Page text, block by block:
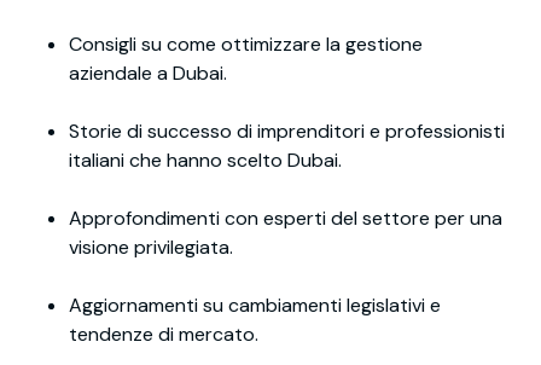
Consigli su come ottimizzare la gestione
aziendale a Dubai.
Storie di successo di imprenditori e professionisti
italiani che hanno scelto Dubai.
Approfondimenti con esperti del settore per una
visione privilegiata.
Aggiornamenti su cambiamenti legislativi e
tendenze di mercato.